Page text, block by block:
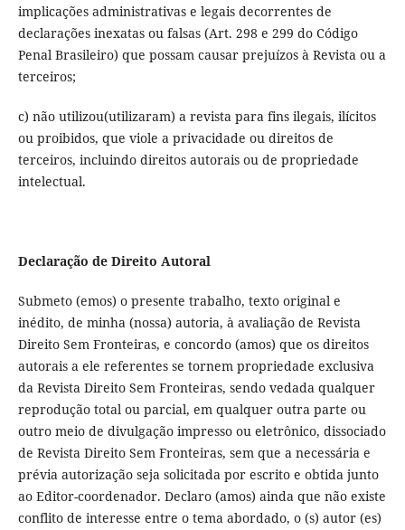
implicações administrativas e legais decorrentes de
declarações inexatas ou falsas (Art. 298 e 299 do Código
Penal Brasileiro) que possam causar prejuízos à Revista ou a
terceiros;
c) não utilizou(utilizaram) a revista para fins ilegais, ilícitos
ou proibidos, que viole a privacidade ou direitos de
terceiros, incluindo direitos autorais ou de propriedade
intelectual.
Declaração de Direito Autoral
Submeto (emos) o presente trabalho, texto original e
inédito, de minha (nossa) autoria, à avaliação de Revista
Direito Sem Fronteiras, e concordo (amos) que os direitos
autorais a ele referentes se tornem propriedade exclusiva
da Revista Direito Sem Fronteiras, sendo vedada qualquer
reprodução total ou parcial, em qualquer outra parte ou
outro meio de divulgação impresso ou eletrônico, dissociado
de Revista Direito Sem Fronteiras, sem que a necessária e
prévia autorização seja solicitada por escrito e obtida junto
ao Editor-coordenador. Declaro (amos) ainda que não existe
conflito de interesse entre o tema abordado, o (s) autor (es)